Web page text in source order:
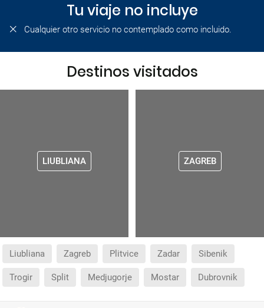
Tu viaje no incluye
Cualquier otro servicio no contemplado como incluido.
Destinos visitados
LIUBLIANA ZAGREB
Liubliana Zagreb Plitvice Zadar Sibenik
Trogir Split Medjugorje Mostar Dubrovnik